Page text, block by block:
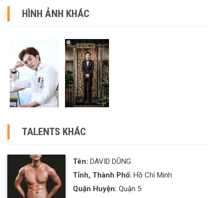
HÌNH ẢNH KHÁC
TALENTS KHÁC
Tên: DAVID DŨNG
Tỉnh, Thành Phố: Hồ Chí Minh
Quận Huyện: Quận 5